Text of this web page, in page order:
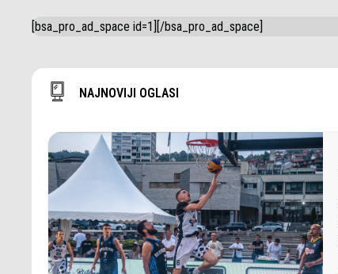
[bsa_pro_ad_space id=1][/bsa_pro_ad_space]
NAJNOVIJI OGLASI